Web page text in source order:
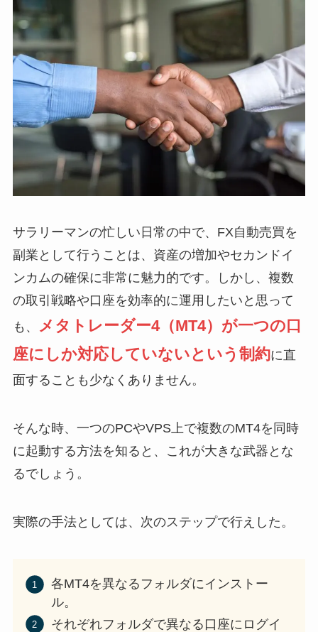
サラリーマンの忙しい日常の中で、FX自動売買を
副業として行うことは、資産の増加やセカンドイ
ンカムの確保に非常に魅力的です。しかし、複数
の取引戦略や口座を効率的に運用したいと思って
も、
メタトレーダー4（MT4）が一つの口
座にしか対応していないという制約に直
面することも少なくありません。
そんな時、一つのPCやVPS上で複数のMT4を同時
に起動する方法を知ると、これが大きな武器とな
るでしょう。
実際の手法としては、次のステップで行えした。
各MT4を異なるフォルダにインストー
ル。
それぞれフォルダで異なる口座にログイ